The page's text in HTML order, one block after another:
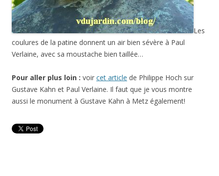
Les
coulures de la patine donnent un air bien sévère à Paul
Verlaine, avec sa moustache bien taillée…
Pour aller plus loin : voir cet article de Philippe Hoch sur
Gustave Kahn et Paul Verlaine. Il faut que je vous montre
aussi le monument à Gustave Kahn à Metz également!